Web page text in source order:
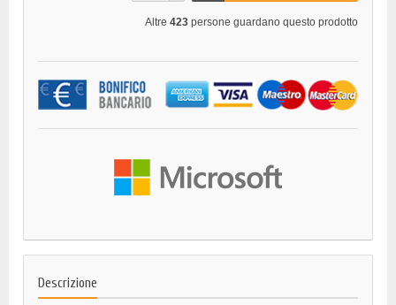
Altre 423 persone guardano questo prodotto
Descrizione